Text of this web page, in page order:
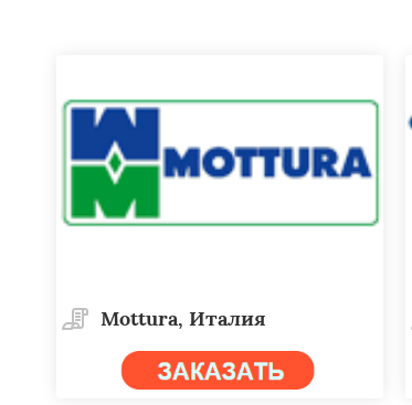
Mottura, Италия